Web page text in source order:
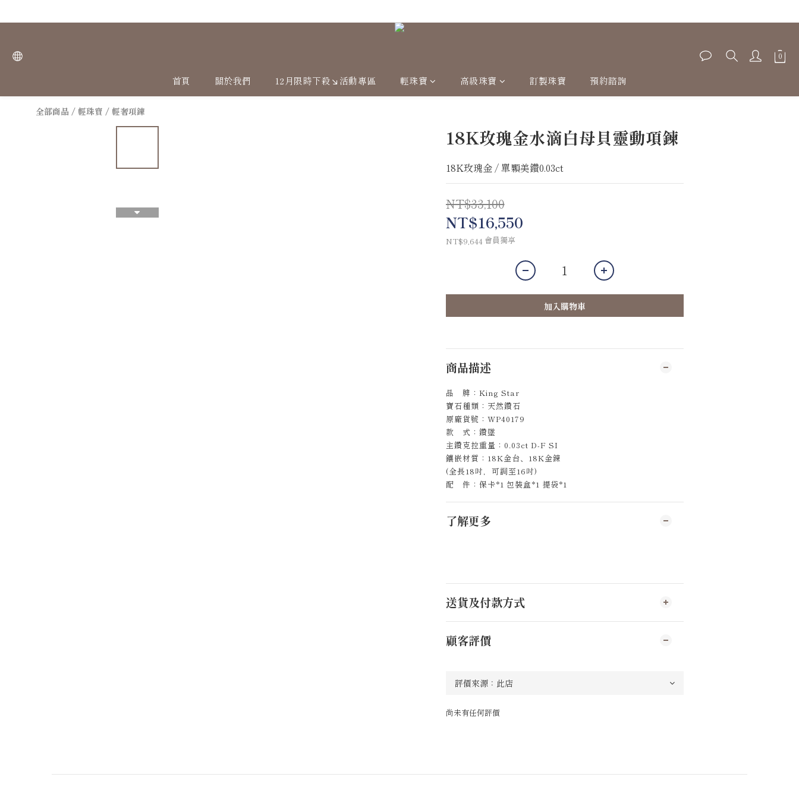
首頁 關於我們 12月限時下殺↘活動專區 輕珠寶 高級珠寶 訂製珠寶 預約諮詢
全部商品 / 輕珠寶 / 輕奢項鍊
18K玫瑰金水滴白母貝靈動項鍊
18K玫瑰金 / 單顆美鑽0.03ct
NT$33,100
NT$16,550
NT$9,644 會員獨享
加入購物車
商品描述
品 牌：King Star
寶石種類：天然鑽石
原廠貨號：WP40179
款 式：鑽墜
主鑽克拉重量：0.03ct D-F SI
鑲嵌材質：18K金台、18K金鍊
(全長18吋，可調至16吋)
配 件：保卡*1 包裝盒*1 提袋*1
了解更多
送貨及付款方式
顧客評價
尚未有任何評價